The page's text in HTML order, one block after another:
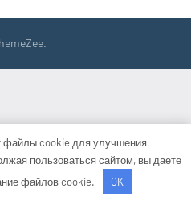
файлы cookie для улучшения
пользоваться сайтом, вы даете
файлов cookie.
OK